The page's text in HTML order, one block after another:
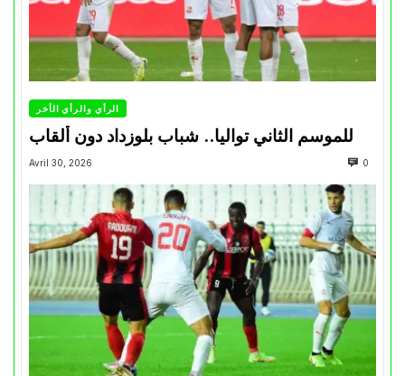
الرأي والرأي الأخر
للموسم الثاني تواليا.. شباب بلوزداد دون ألقاب
Avril 30, 2026 0